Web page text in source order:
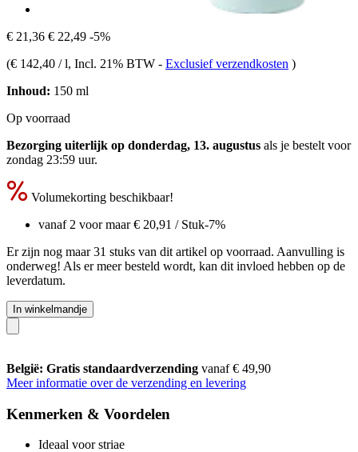
€ 21,36 € 22,49 -5%
(€ 142,40 / l, Incl. 21% BTW - Exclusief verzendkosten )
Inhoud: 150 ml
Op voorraad
Bezorging uiterlijk op donderdag, 13. augustus als je bestelt voor
zondag 23:59 uur.
Volumekorting beschikbaar!
vanaf 2 voor maar€ 20,91 / Stuk-7%
Er zijn nog maar 31 stuks van dit artikel op voorraad. Aanvulling is
onderweg! Als er meer besteld wordt, kan dit invloed hebben op de
leverdatum.
In winkelmandje
België: Gratis standaardverzending vanaf € 49,90
Meer informatie over de verzending en levering
Kenmerken & Voordelen
Ideaal voor striae